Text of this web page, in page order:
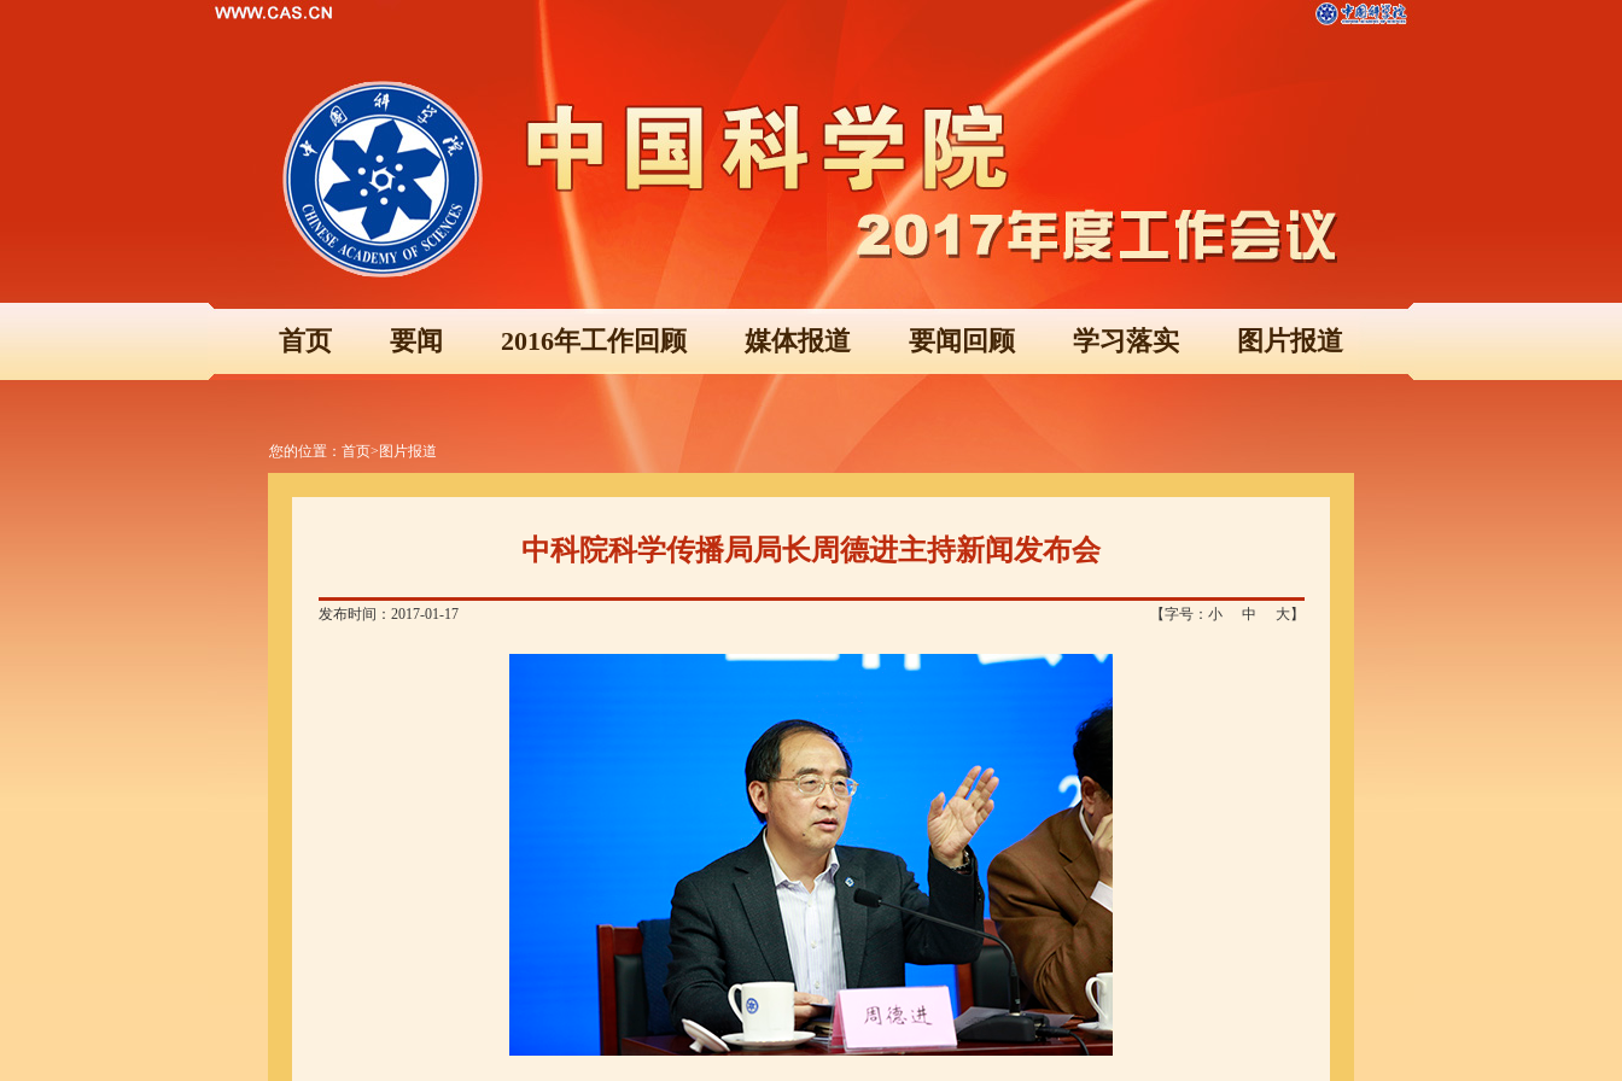
首页 要闻 2016年工作回顾 媒体报道 要闻回顾 学习落实 图片报道
您的位置： 首页> 图片报道
中科院科学传播局局长周德进主持新闻发布会
发布时间：2017-01-17 【字号： 小 中 大】